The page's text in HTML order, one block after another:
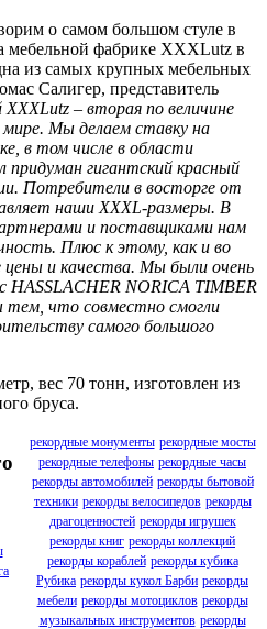
о самом большом стуле в
мебельной фабрике XXXLutz в
из самых крупных мебельных
Салигер, представитель
XXXLutz – вторая по величине
мире. Мы делаем ставку на
в том числе в области
придуман гигантский красный
Потребители в восторге от
наши XXXL-размеры. В
и поставщиками нам
Плюс к этому, как и во
цены и качества. Мы были очень
HASSLACHER NORICA TIMBER
тем, что совместно смогли
самого большого
вес 70 тонн, изготовлен из
бруса.
рекордные монументы рекордные мосты
рекордные телефоны рекордные часы
рекорды автомобилей рекорды бытовой
техники рекорды велосипедов рекорды
драгоценностей рекорды игрушек
рекорды книг рекорды коллекций
рекорды кораблей рекорды кубика
Рубика рекорды кукол Барби рекорды
мебели рекорды мотоциклов рекорды
музыкальных инструментов рекорды